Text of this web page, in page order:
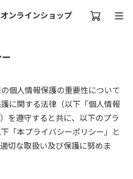
ンラインショップ
個人情報保護の重要性について
に関する法律（以下「個人情報
を遵守すると共に、以下のプラ
「本プライバシーポリシー」と
切な取扱い及び保護に努めま